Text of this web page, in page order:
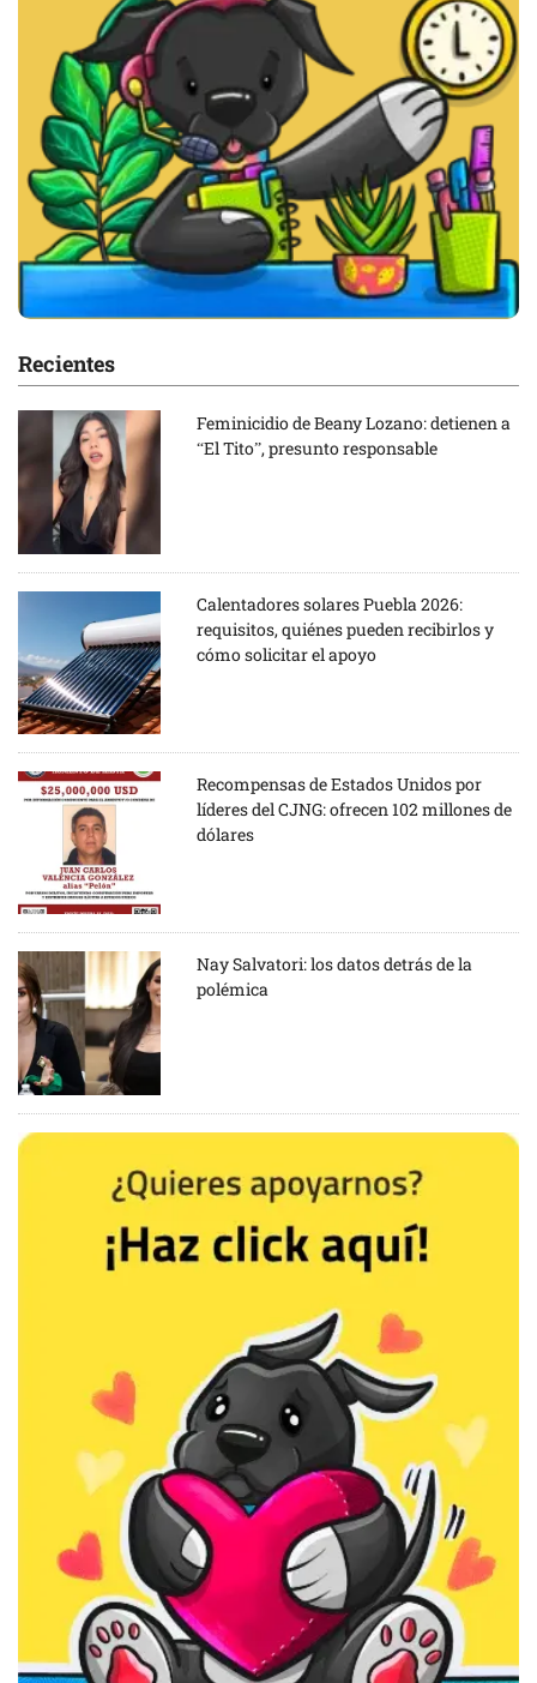
Recientes
Feminicidio de Beany Lozano: detienen a
“El Tito”, presunto responsable
Calentadores solares Puebla 2026:
requisitos, quiénes pueden recibirlos y
cómo solicitar el apoyo
Recompensas de Estados Unidos por
líderes del CJNG: ofrecen 102 millones de
dólares
Nay Salvatori: los datos detrás de la
polémica